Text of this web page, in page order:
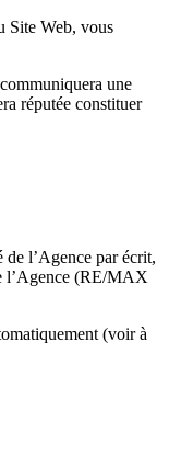
Site Web, vous
une
réputée constituer
de l’Agence par écrit,
l’Agence (RE/MAX
(voir à